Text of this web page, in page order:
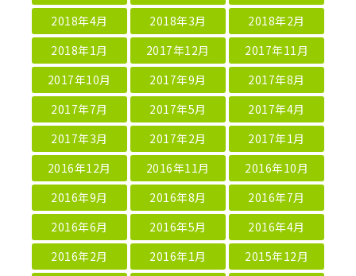
2018年4月
2018年3月
2018年2月
2018年1月
2017年12月
2017年11月
2017年10月
2017年9月
2017年8月
2017年7月
2017年5月
2017年4月
2017年3月
2017年2月
2017年1月
2016年12月
2016年11月
2016年10月
2016年9月
2016年8月
2016年7月
2016年6月
2016年5月
2016年4月
2016年2月
2016年1月
2015年12月